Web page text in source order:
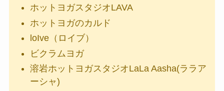
ホットヨガスタジオLAVA
ホットヨガのカルド
loIve（ロイブ）
ビクラムヨガ
溶岩ホットヨガスタジオLaLa Aasha(ララア
ーシャ)